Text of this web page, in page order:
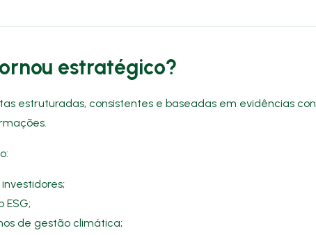
estratégico?
estruturadas, consistentes e baseadas em evidências
ESG;
de gestão climática;